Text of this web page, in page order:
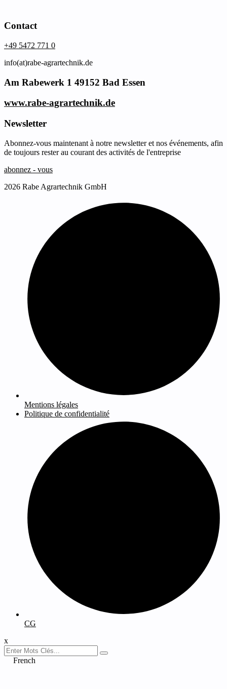
Contact
+49 5472 771 0
info(at)rabe-agrartechnik.de
Am Rabewerk 1 49152 Bad Essen
www.rabe-agrartechnik.de
Newsletter
Abonnez-vous maintenant à notre newsletter et nos événements, afin
de toujours rester au courant des activités de l'entreprise
abonnez - vous
2026 Rabe Agrartechnik GmbH
Mentions légales
Politique de confidentialité
CG
x
French